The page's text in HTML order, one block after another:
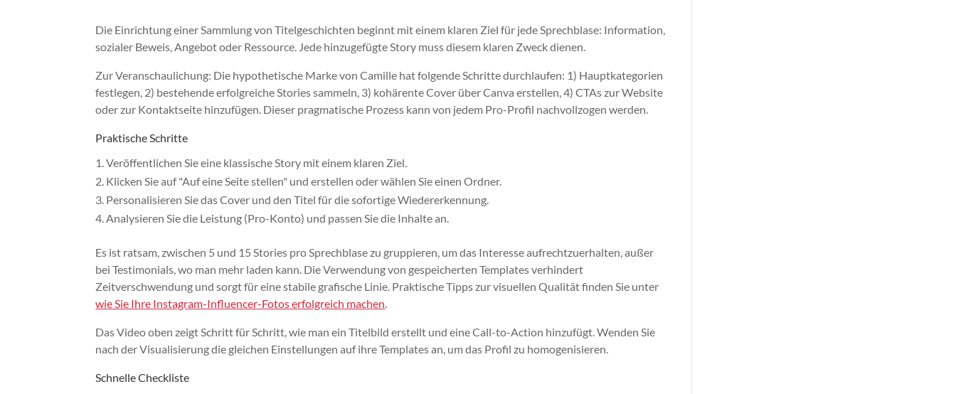
Die Einrichtung einer Sammlung von Titelgeschichten beginnt mit einem klaren Ziel für jede Sprechblase: Information,
sozialer Beweis, Angebot oder Ressource. Jede hinzugefügte Story muss diesem klaren Zweck dienen.
Zur Veranschaulichung: Die hypothetische Marke von Camille hat folgende Schritte durchlaufen: 1) Hauptkategorien
festlegen, 2) bestehende erfolgreiche Stories sammeln, 3) kohärente Cover über Canva erstellen, 4) CTAs zur Website
oder zur Kontaktseite hinzufügen. Dieser pragmatische Prozess kann von jedem Pro-Profil nachvollzogen werden.
Praktische Schritte
Veröffentlichen Sie eine klassische Story mit einem klaren Ziel.
Klicken Sie auf "Auf eine Seite stellen" und erstellen oder wählen Sie einen Ordner.
Personalisieren Sie das Cover und den Titel für die sofortige Wiedererkennung.
Analysieren Sie die Leistung (Pro-Konto) und passen Sie die Inhalte an.
Es ist ratsam, zwischen 5 und 15 Stories pro Sprechblase zu gruppieren, um das Interesse aufrechtzuerhalten, außer
bei Testimonials, wo man mehr laden kann. Die Verwendung von gespeicherten Templates verhindert
Zeitverschwendung und sorgt für eine stabile grafische Linie. Praktische Tipps zur visuellen Qualität finden Sie unter
wie Sie Ihre Instagram-Influencer-Fotos erfolgreich machen.
Das Video oben zeigt Schritt für Schritt, wie man ein Titelbild erstellt und eine Call-to-Action hinzufügt. Wenden Sie
nach der Visualisierung die gleichen Einstellungen auf ihre Templates an, um das Profil zu homogenisieren.
Schnelle Checkliste